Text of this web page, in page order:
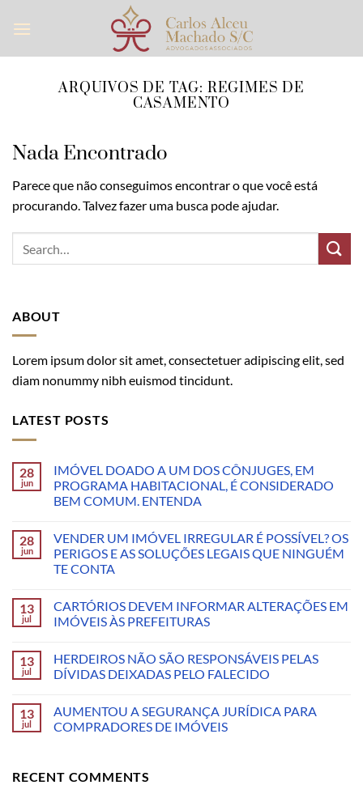
ARQUIVOS DE TAG: REGIMES DE
CASAMENTO
Nada Encontrado
Parece que não conseguimos encontrar o que você está
procurando. Talvez fazer uma busca pode ajudar.
ABOUT
Lorem ipsum dolor sit amet, consectetuer adipiscing elit, sed
diam nonummy nibh euismod tincidunt.
LATEST POSTS
28
jun
IMÓVEL DOADO A UM DOS CÔNJUGES, EM
PROGRAMA HABITACIONAL, É CONSIDERADO
BEM COMUM. ENTENDA
28
jun
VENDER UM IMÓVEL IRREGULAR É POSSÍVEL? OS
PERIGOS E AS SOLUÇÕES LEGAIS QUE NINGUÉM
TE CONTA
13
jul
CARTÓRIOS DEVEM INFORMAR ALTERAÇÕES EM
IMÓVEIS ÀS PREFEITURAS
13
jul
HERDEIROS NÃO SÃO RESPONSÁVEIS PELAS
DÍVIDAS DEIXADAS PELO FALECIDO
13
jul
AUMENTOU A SEGURANÇA JURÍDICA PARA
COMPRADORES DE IMÓVEIS
RECENT COMMENTS